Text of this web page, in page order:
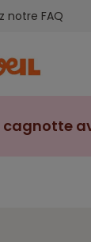
notre FAQ